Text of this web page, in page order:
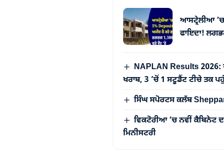
ਆਸਟ੍ਰੇਲੀਆ
ਫਾਇਦਾ!
NAPLAN Results 2026:
ਖਰਾਬ, 3 ’ਚੋਂ 1 ਸਟੂਡੈਂਟ ਟੀਚੇ ਤਕ
ਸਿੰਘ ਸਪੋਰਟਸ ਕਲੱਬ
ਵਿਕਟੋਰੀਆ ’ਚ ਨਵੀਂ ਕੈਬਿਨੇਟ
ਮਿਨੀਸਟਰੀ